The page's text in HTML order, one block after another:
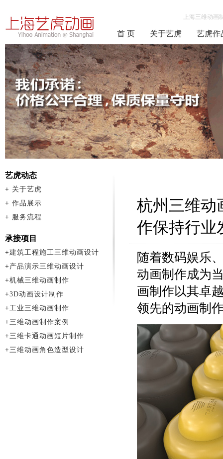
上海三维动
首 页 关于艺虎 艺虎作
杭州三维动
作保持行业
随着数码娱乐
动画制作成为
画制作以其卓
领先的动画制
艺虎动态
+ 关于艺虎
+ 作品展示
+ 服务流程
承接项目
+建筑工程施工三维动画设计
+产品演示三维动画设计
+机械三维动画制作
+3D动画设计制作
+工业三维动画制作
+三维动画制作案例
+三维卡通动画短片制作
+三维动画角色造型设计